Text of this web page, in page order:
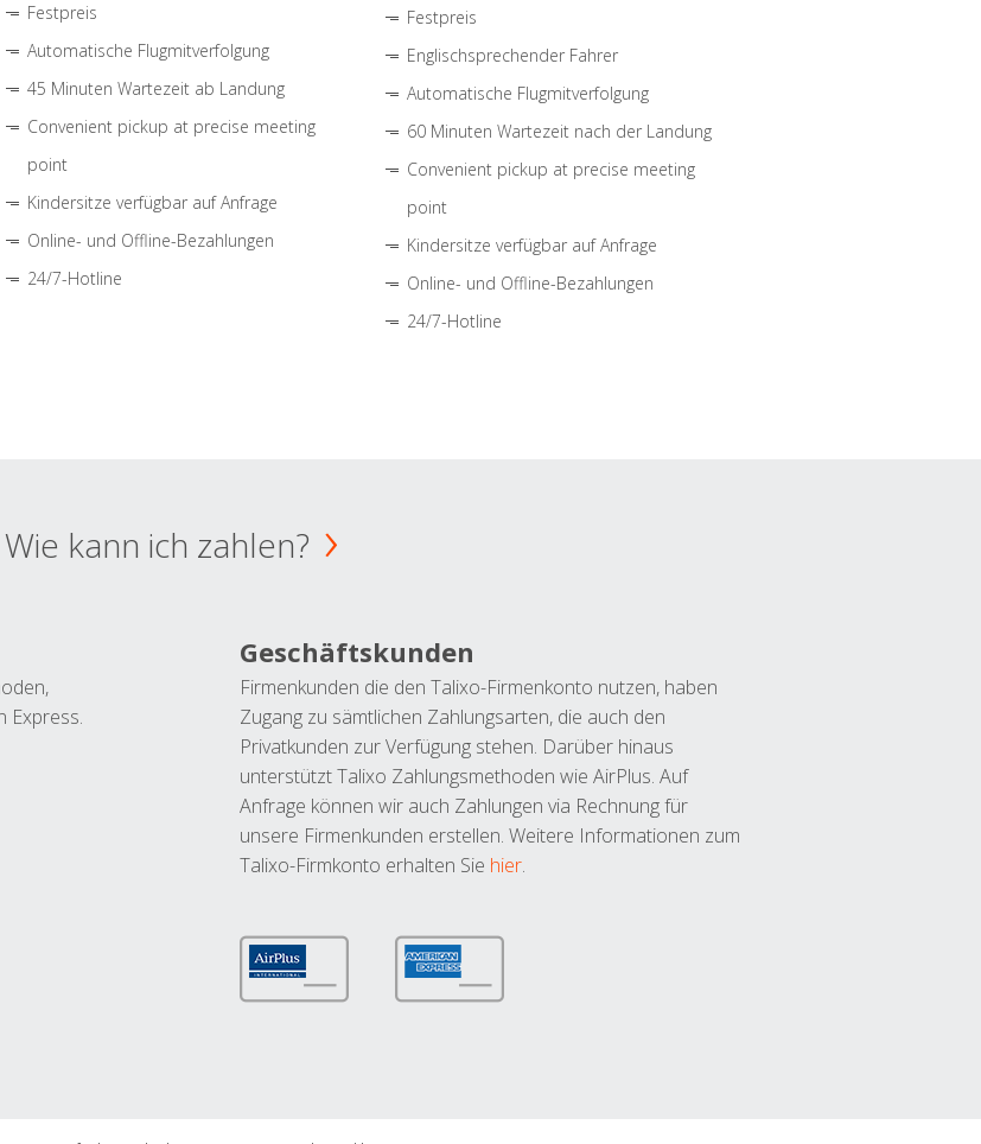
Festpreis
Automatische Flugmitverfolgung
45 Minuten Wartezeit ab Landung
Convenient pickup at precise meeting
point
Kindersitze verfügbar auf Anfrage
Online- und Offline-Bezahlungen
24/7-Hotline
Festpreis
Englischsprechender Fahrer
Automatische Flugmitverfolgung
60 Minuten Wartezeit nach der Landung
Convenient pickup at precise meeting
point
Kindersitze verfügbar auf Anfrage
Online- und Offline-Bezahlungen
24/7-Hotline
Wie kann ich zahlen?
Express.
Geschäftskunden
Firmenkunden die den Talixo-Firmenkonto nutzen, haben
Zugang zu sämtlichen Zahlungsarten, die auch den
Privatkunden zur Verfügung stehen. Darüber hinaus
unterstützt Talixo Zahlungsmethoden wie AirPlus. Auf
Anfrage können wir auch Zahlungen via Rechnung für
unsere Firmenkunden erstellen. Weitere Informationen zum
Talixo-Firmkonto erhalten Sie hier.